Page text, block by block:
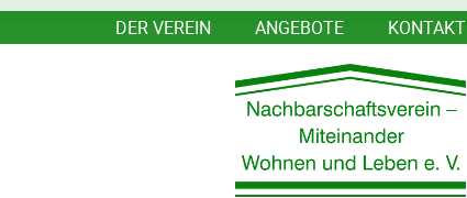
DER VEREIN ANGEBOTE KONTAKT